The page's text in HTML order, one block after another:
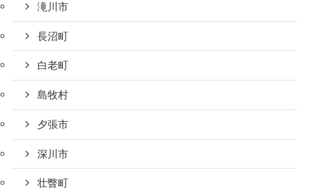
滝川市
長沼町
白老町
島牧村
夕張市
深川市
壮瞥町